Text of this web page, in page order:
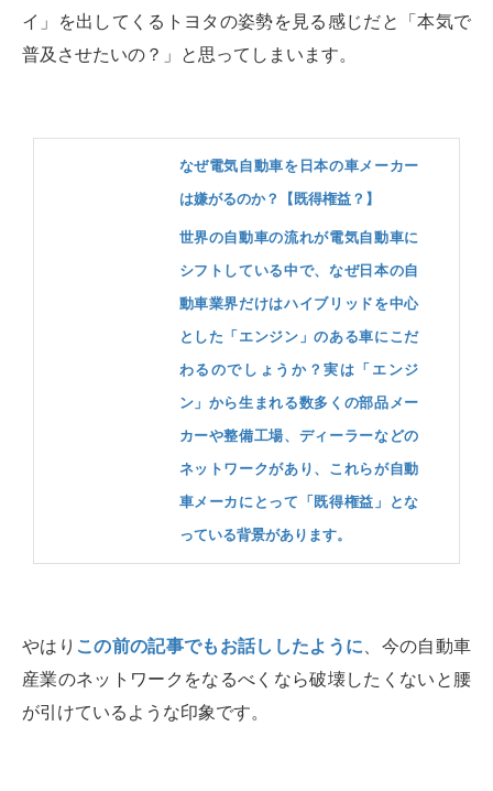
イ」を出してくるトヨタの姿勢を見る感じだと「本気で
普及させたいの？」と思ってしまいます。
なぜ電気自動車を日本の車メーカー
は嫌がるのか？【既得権益？】
世界の自動車の流れが電気自動車に
シフトしている中で、なぜ日本の自
動車業界だけはハイブリッドを中心
とした「エンジン」のある車にこだ
わるのでしょうか？実は「エンジ
ン」から生まれる数多くの部品メー
カーや整備工場、ディーラーなどの
ネットワークがあり、これらが自動
車メーカにとって「既得権益」とな
っている背景があります。
やはり この前の記事でもお話ししたように 、今の自動車
産業のネットワークをなるべくなら破壊したくないと腰
が引けているような印象です。